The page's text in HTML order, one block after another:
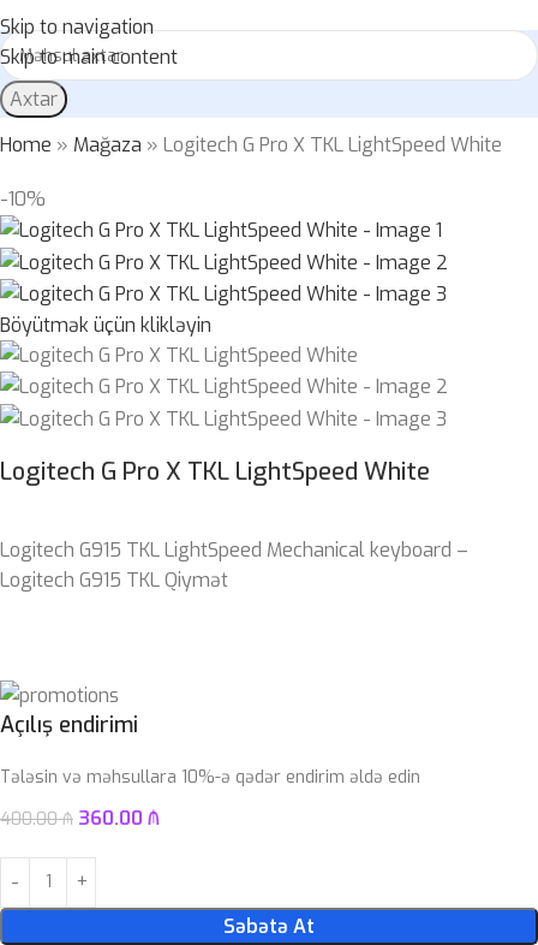
Skip to navigation
Skip to main content
Axtar
Home » Mağaza » Logitech G Pro X TKL LightSpeed White
-10%
Böyütmək üçün klikləyin
Logitech G Pro X TKL LightSpeed White
Logitech G915 TKL LightSpeed Mechanical keyboard –
Logitech G915 TKL Qiymət
Açılış endirimi
Tələsin və məhsullara 10%-ə qədər endirim əldə edin
400.00₼ 360.00 ₼
Səbətə At